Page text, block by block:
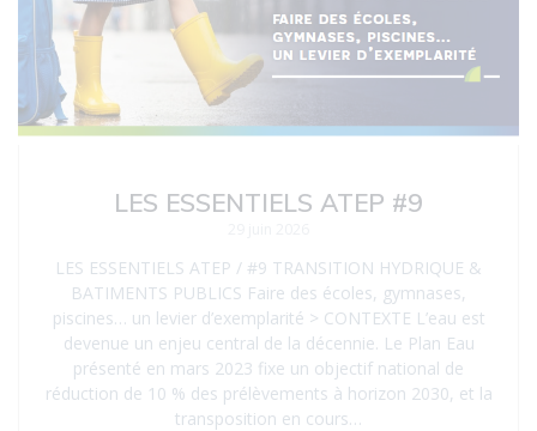
LES ESSENTIELS ATEP #9
LES ESSENTIELS ATEP / #9 TRANSITION HYDRIQUE &
BATIMENTS PUBLICS Faire des écoles, gymnases,
piscines… un levier d’exemplarité > CONTEXTE L’eau est
devenue un enjeu central de la décennie. Le Plan Eau
présenté en mars 2023 fixe un objectif national de
réduction de 10 % des prélèvements à horizon 2030, et la
transposition en cours…